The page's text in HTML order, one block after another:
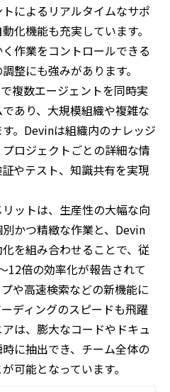
によるリアルタイムなサポ
化機能も充実しています。
作業をコントロールできる
整にも強みがあります。
複数エージェントを同時実
あり、大規模組織や複雑な
。Devinは組織内のナレッジ
ロジェクトごとの詳細な情
やテスト、知識共有を実現
ットは、生産性の大幅な向
かつ精緻な作業と、Devin
を組み合わせることで、従
12倍の効率化が報告されて
や高速検索などの新機能に
ディングのスピードも飛躍
は、膨大なコードやドキュ
に抽出でき、チーム全体の
可能となっています。